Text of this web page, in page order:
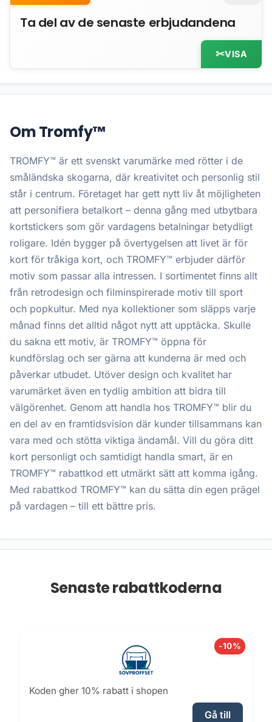
Ta del av de senaste erbjudandena
VISA
Om Tromfy™
TROMFY™ är ett svenskt varumärke med rötter i de
småländska skogarna, där kreativitet och personlig stil
står i centrum. Företaget har gett nytt liv åt möjligheten
att personifiera betalkort – denna gång med utbytbara
kortstickers som gör vardagens betalningar betydligt
roligare. Idén bygger på övertygelsen att livet är för
kort för tråkiga kort, och TROMFY™ erbjuder därför
motiv som passar alla intressen. I sortimentet finns allt
från retrodesign och filminspirerade motiv till sport
och popkultur. Med nya kollektioner som släpps varje
månad finns det alltid något nytt att upptäcka. Skulle
du sakna ett motiv, är TROMFY™ öppna för
kundförslag och ser gärna att kunderna är med och
påverkar utbudet. Utöver design och kvalitet har
varumärket även en tydlig ambition att bidra till
välgörenhet. Genom att handla hos TROMFY™ blir du
en del av en framtidsvision där kunder tillsammans kan
vara med och stötta viktiga ändamål. Vill du göra ditt
kort personligt och samtidigt handla smart, är en
TROMFY™ rabattkod ett utmärkt sätt att komma igång.
Med rabattkod TROMFY™ kan du sätta din egen prägel
på vardagen – till ett bättre pris.
Senaste rabattkoderna
-10%
Koden gher 10% rabatt i shopen
Gå till